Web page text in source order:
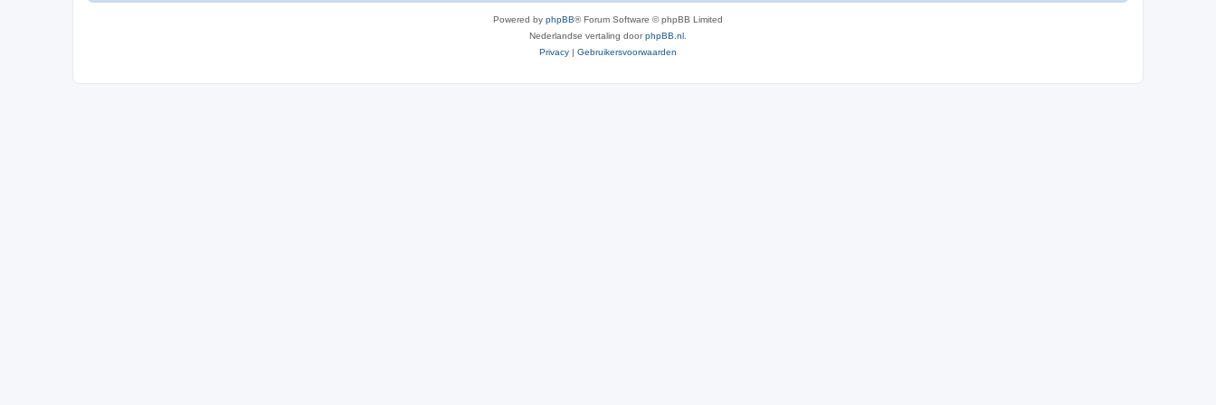
Powered by phpBB® Forum Software © phpBB Limited
Nederlandse vertaling doorphpBB.nl
Privacy | Gebruikersvoorwaarden